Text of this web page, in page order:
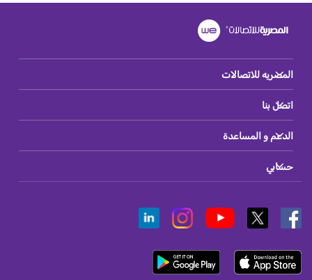
المصريه للاتصالات
اتصل بنا
الدعم و المساعدة
حسابي